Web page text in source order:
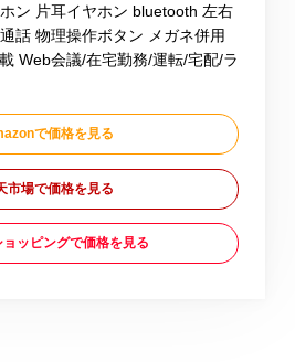
ン 片耳イヤホン bluetooth 左右
話 物理操作ボタン メガネ併用
Web会議/在宅勤務/運転/宅配/ラ
で価格を見る
市場で価格を見る
ッピングで価格を見る